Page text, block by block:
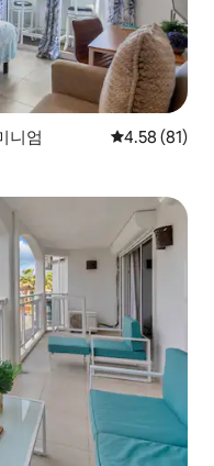
니엄 평점 4.58점
4.58 (81)